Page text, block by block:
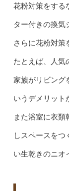
花粉対策をする
ター付きの換気
さらに花粉対策
たとえば、人気
家族がリビング
いうデメリット
また浴室に衣類
しスペースをつ
い生乾きのニオ